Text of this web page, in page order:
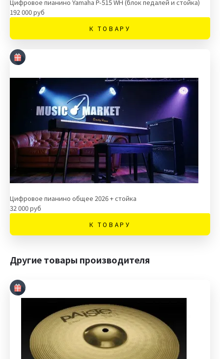
Цифровое пианино Yamaha P-515 WH (блок педалей и стойка)
192 000 руб
К ТОВАРУ
Цифровое пианино общее 2026 + стойка
32 000 руб
К ТОВАРУ
Другие товары производителя